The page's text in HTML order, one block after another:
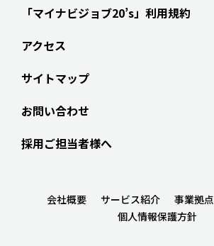
「マイナビジョブ20’s」利用規約
アクセス
サイトマップ
お問い合わせ
採用ご担当者様へ
会社概要 サービス紹介 事業拠点
個人情報保護方針